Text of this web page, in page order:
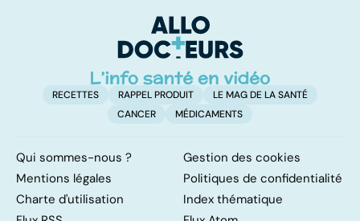
solution ?
RECETTES RAPPEL PRODUIT
LE MAG DE LA SANTÉ
CANCER
MÉDICAMENTS
Qui sommes-nous ?
Gestion des cookies
Mentions légales
Politiques de confidentialité
Charte d'utilisation
Index thématique